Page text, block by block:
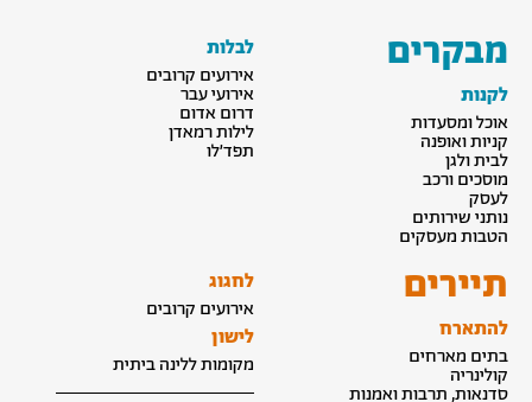
מבקרים
לקנות
אוכל ומסעדות
קניות ואופנה
לבית ולגן
מוסכים ורכב
לעסק
נותני שירותים
הטבות מעסקים
לבלות
אירועים קרובים
אירועי עבר
דרום אדום
לילות רמאדן
תפד׳לו
תיירים
להתארח
בתים מארחים
קולינריה
סדנאות, תרבות ואמנות
לחגוג
אירועים קרובים
לישון
מקומות ללינה ביתית